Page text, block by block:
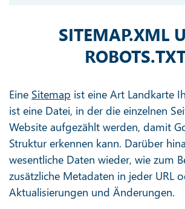
SITEMAP.XML
Eine Sitemap ist eine Art Landkarte
ist eine Datei, in der die einzelnen
Website aufgezählt werden, damit
Struktur erkennen kann. Darüber
wesentliche Daten wieder, wie zum
zusätzliche Metadaten in jeder URL
Aktualisierungen und Änderungen.